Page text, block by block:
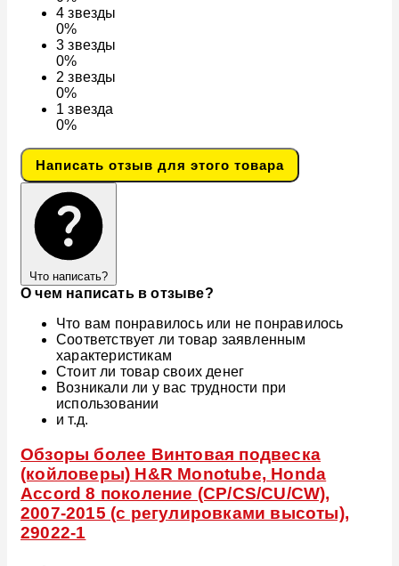
4звезды
0%
3звезды
0%
2звезды
0%
1звезда
0%
Написать отзыв для этого товара
Что написать?
О чем написать в отзыве?
Что вам понравилось или не понравилось
Соответствует ли товар заявленным
характеристикам
Стоит ли товар своих денег
Возникали ли у вас трудности при
использовании
и т.д.
Обзоры более Винтовая подвеска
(койловеры) H&R Monotube, Honda
Accord 8 поколение (CP/CS/CU/CW),
2007-2015 (с регулировками высоты),
29022-1